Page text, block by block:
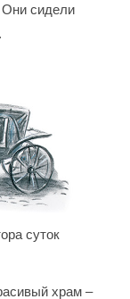
Они сидели
суток
храм –